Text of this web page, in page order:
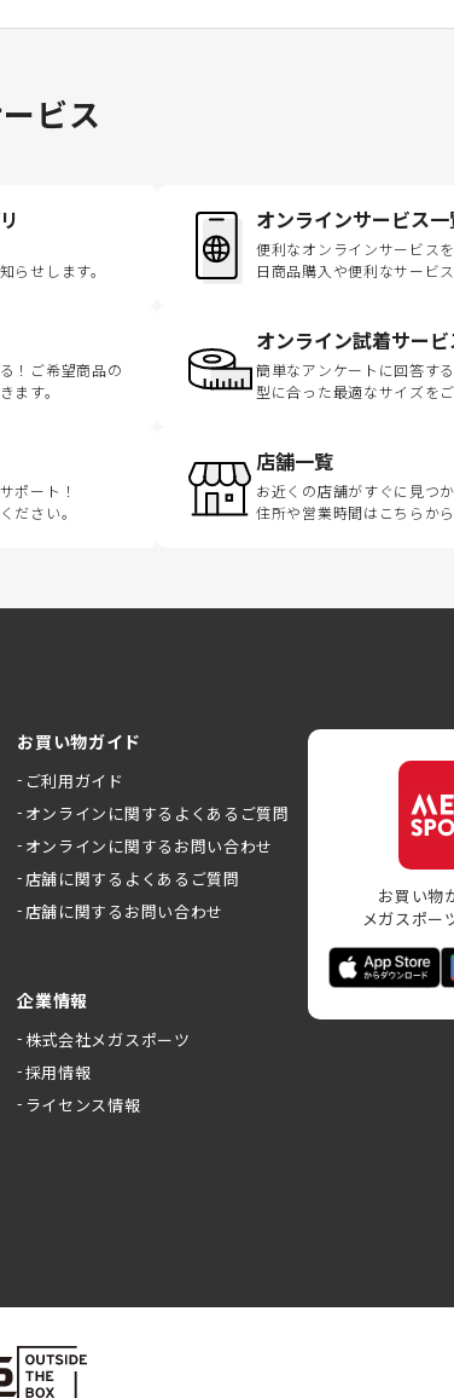
ビス
らせします。
オンラインサービス
便利なオンラインサービス
日商品購入や便利なサービ
！ご希望商品の
ます。
オンライン試着サー
簡単なアンケートに回答す
型に合った最適なサイズをご
ポート！
ださい。
店舗一覧
お近くの店舗がすぐに見つか
住所や営業時間はこちらか
お買い物ガイド
ご利用ガイド
オンラインに関するよくあるご質問
オンラインに関するお問い合わせ
店舗に関するよくあるご質問
店舗に関するお問い合わせ
企業情報
株式会社メガスポーツ
採用情報
ライセンス情報
お買い物
メガスポー